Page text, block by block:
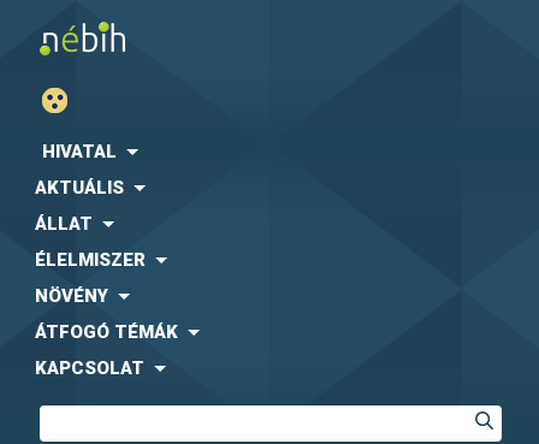
HIVATAL
AKTUÁLIS
ÁLLAT
ÉLELMISZER
NÖVÉNY
ÁTFOGÓ TÉMÁK
KAPCSOLAT